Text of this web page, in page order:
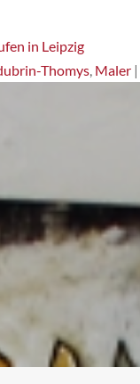
in Leipzig
Thomys, Maler |